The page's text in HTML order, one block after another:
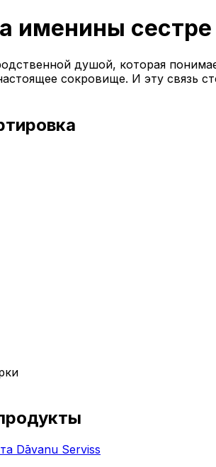
именины сестре
душой, которая
сокровище. И эту связь
Dāvanu Serviss